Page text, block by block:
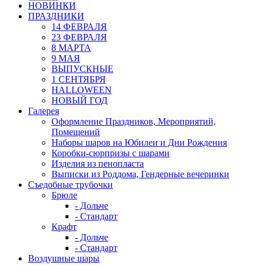
НОВИНКИ
ПРАЗДНИКИ
14 ФЕВРАЛЯ
23 ФЕВРАЛЯ
8 МАРТА
9 МАЯ
ВЫПУСКНЫЕ
1 СЕНТЯБРЯ
HALLOWEEN
НОВЫЙ ГОД
Галерея
Оформление Праздников, Мероприятий,
Помещений
Наборы шаров на Юбилеи и Дни Рождения
Коробки-сюрпризы с шарами
Изделия из пенопласта
Выписки из Роддома, Гендерные вечеринки
Съедобные трубочки
Брюле
- Дольче
- Стандарт
Крафт
- Дольче
- Стандарт
Воздушные шары